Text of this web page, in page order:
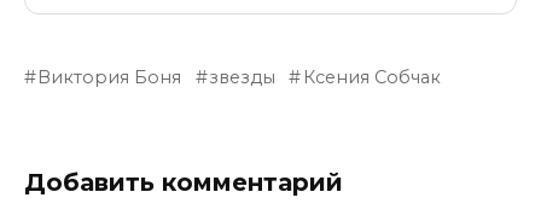
Виктория Боня звезды Ксения Собчак
Добавить комментарий